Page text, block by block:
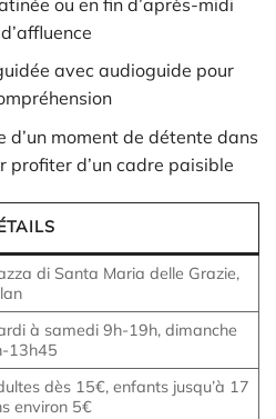
avec audioguide pour
d’un moment de détente dans
profiter d’un cadre paisible
di Santa Maria delle Grazie,
à samedi 9h-19h, dimanche
13h45
dès 15€, enfants jusqu’à 17
environ 5€